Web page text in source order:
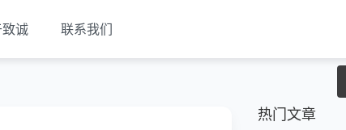
诚 联系我们
热门文章